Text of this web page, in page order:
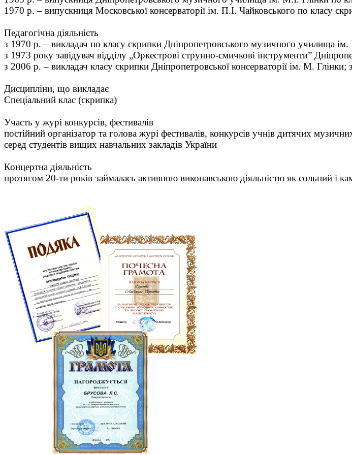
1970 р. – випускниця Московської консерваторії ім. П.І. Чайковського по класу
Педагогічна діяльність
з 1970 р. – викладач по класу скрипки Дніпропетровського музичного училища ім.
з 1973 року завідувач відділу „Оркестрові струнно-смичкові інструменти”
з 2006 р. – викладач класу скрипки Дніпропетровської консерваторії ім. М. Глінки;
Дисципліни, що викладає
Спеціальний клас (скрипка)
Участь у журі конкурсів, фестивалів
постійний організатор та голова журі фестивалів, конкурсів учнів дитячих
серед студентів вищих навчальних закладів України
Концертна діяльність
протягом 20-ти років займалась активною виконавською діяльністю як сольний і